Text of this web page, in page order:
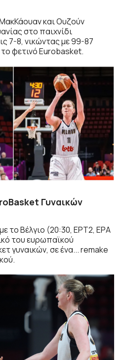
και Ουζούν
στο παιχνίδι
7-8, νικώντας με 99-87
το φετινό Eurobasket.
Γυναικών
το Βέλγιο (20:30, ΕΡΤ2, ΕΡΑ
του ευρωπαϊκού
γυναικών, σε ένα... remake